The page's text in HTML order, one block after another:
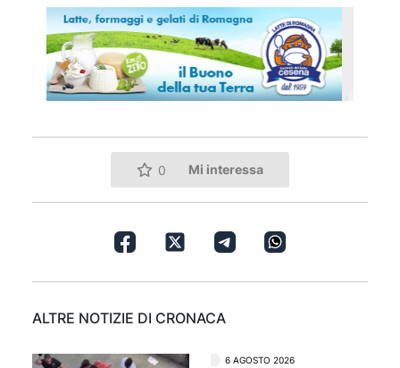
0 Mi interessa
ALTRE NOTIZIE DI CRONACA
6 AGOSTO 2026